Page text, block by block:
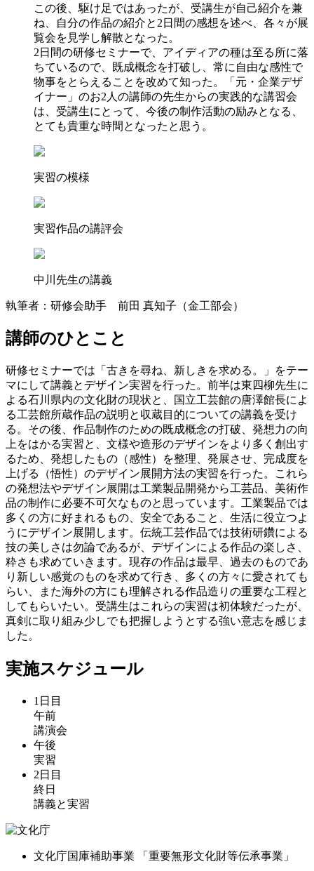
この後、駆け足ではあったが、受講生が自己紹介を兼
ね、自分の作品の紹介と2日間の感想を述べ、各々が展
覧会を見学し解散となった。
2日間の研修セミナーで、アイディアの種は至る所に落
ちているので、既成概念を打破し、常に自由な感性で
物事をとらえることを改めて知った。「元・企業デザ
イナー」のお2人の講師の先生からの実践的な講習会
は、受講生にとって、今後の制作活動の励みとなる、
とても貴重な時間となったと思う。
実習の模様
実習作品の講評会
中川先生の講義
執筆者：研修会助手 前田 真知子 （金工部会）
講師のひとこと
研修セミナーでは「古きを尋ね、新しきを求める。」をテー
マにして講義とデザイン実習を行った。前半は東四柳先生に
よる石川県内の文化財の現状と、国立工芸館の唐澤館長によ
る工芸館所蔵作品の説明と収蔵目的についての講義を受け
る。その後、作品制作のための既成概念の打破、発想力の向
上をはかる実習と、文様や造形のデザインをより多く創出す
るため、発想したもの（感性）を整理、発展させ、完成度を
上げる（悟性）のデザイン展開方法の実習を行った。これら
の発想法やデザイン展開は工業製品開発から工芸品、美術作
品の制作に必要不可欠なものと思っています。工業製品では
多くの方に好まれるもの、安全であること、生活に役立つよ
うにデザイン展開します。伝統工芸作品では技術研鑽による
技の美しさは勿論であるが、デザインによる作品の楽しさ、
粋さも求めていきます。現存の作品は最早、過去のものであ
り新しい感覚のものを求めて行き、多くの方々に愛されても
らい、また海外の方にも理解される作品造りの重要な工程と
してもらいたい。受講生はこれらの実習は初体験だったが、
真剣に取り組み少しでも把握しようとする強い意志を感じま
した。
実施スケジュール
1日目
午前
講演会
午後
実習
2日目
終日
講義と実習
文化庁国庫補助事業 「重要無形文化財等伝承事業」